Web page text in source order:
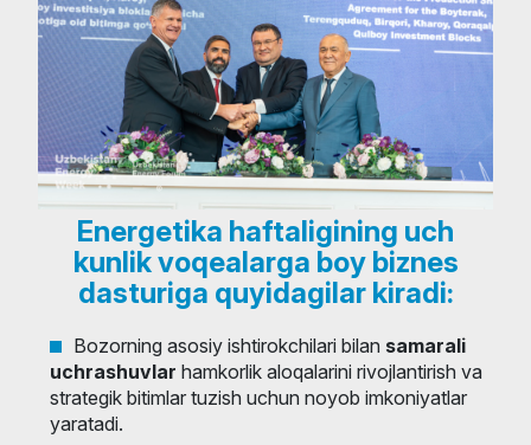
Energetika haftaligining uch
kunlik voqealarga boy biznes
dasturiga quyidagilar kiradi:
Bozorning asosiy ishtirokchilari bilan samarali
uchrashuvlar hamkorlik aloqalarini rivojlantirish va
strategik bitimlar tuzish uchun noyob imkoniyatlar
yaratadi.